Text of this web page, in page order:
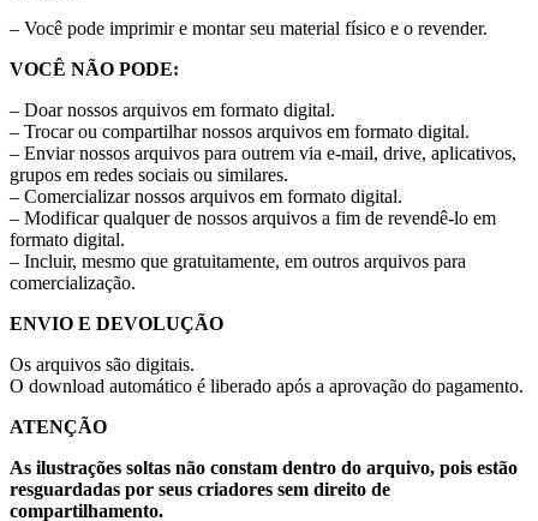
– Você pode imprimir e montar seu material físico e o revender.
VOCÊ NÃO PODE:
– Doar nossos arquivos em formato digital.
– Trocar ou compartilhar nossos arquivos em formato digital.
– Enviar nossos arquivos para outrem via e-mail, drive, aplicativos,
grupos em redes sociais ou similares.
– Comercializar nossos arquivos em formato digital.
– Modificar qualquer de nossos arquivos a fim de revendê-lo em
formato digital.
– Incluir, mesmo que gratuitamente, em outros arquivos para
comercialização.
ENVIO E DEVOLUÇÃO
Os arquivos são digitais.
O download automático é liberado após a aprovação do pagamento.
ATENÇÃO
As ilustrações soltas não constam dentro do arquivo, pois estão
resguardadas por seus criadores sem direito de
compartilhamento.